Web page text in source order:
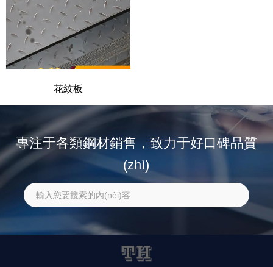
花紋板
專注于各類鋼材銷售，致力于好口碑品質
(zhì)